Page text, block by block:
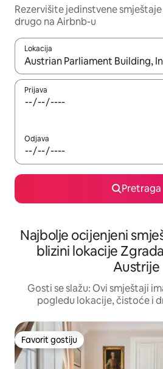
Rezervišite jedinstvene
drugo na Airbnb-u
Lokacija
Kad su rezultati dostupni, možete
Prijava
Odjava
Pretraga
Najbolje ocijenjeni
blizini lokacije
Austrije
Gosti se slažu: Ovi smještaji
pogledu lokacije, čistoće i
Favorit gostiju
Favorit gostiju